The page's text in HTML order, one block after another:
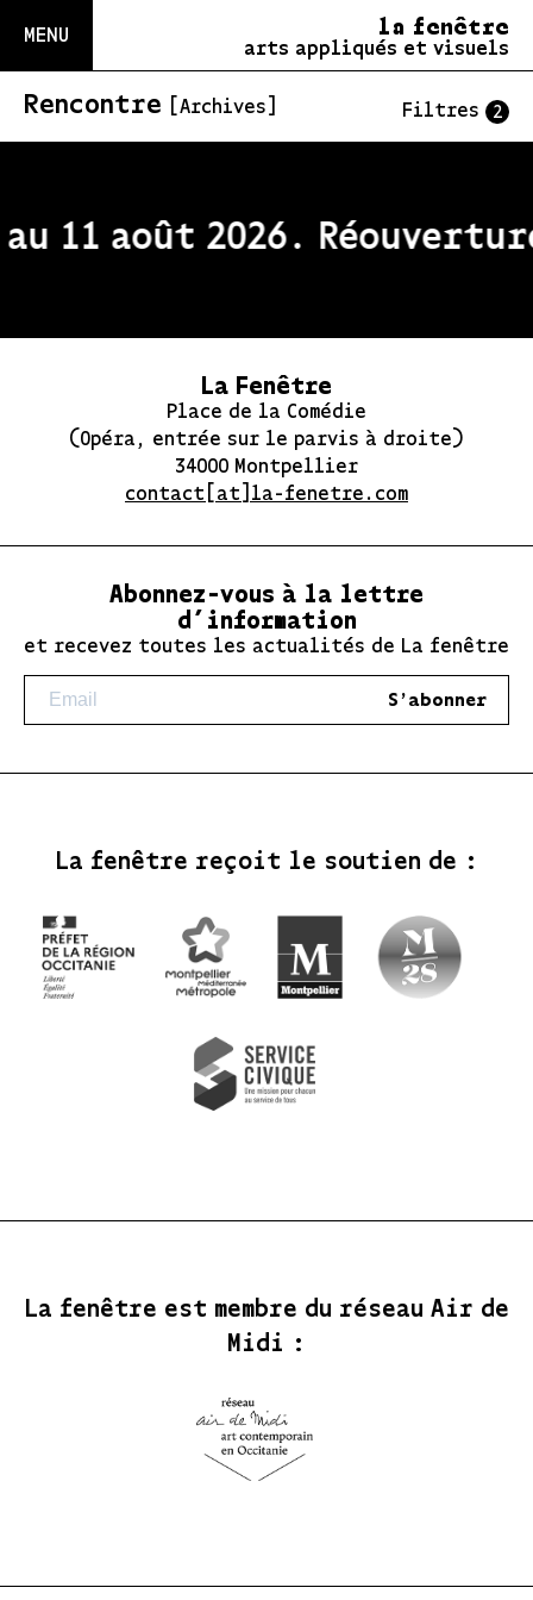
MENU la fenêtre
arts appliqués et visuels
Rencontre [Archives] Filtres 2
11 août 2026.
La Fenêtre
Place de la Comédie
(Opéra, entrée sur le parvis à droite)
34000 Montpellier
contact[at]la-fenetre.com
Abonnez-vous à la lettre
d’information
et recevez toutes les actualités de La fenêtre
S'abonner
La fenêtre reçoit le soutien de :
La fenêtre est membre du réseau Air de
Midi :